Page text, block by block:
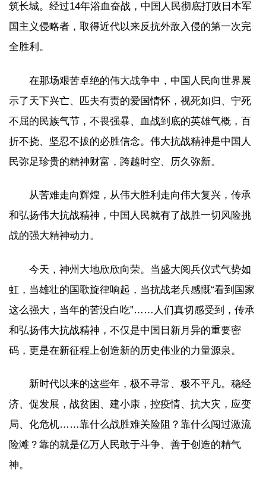
筑长城。经过14年浴血奋战，中国人民彻底打败日本军
国主义侵略者，取得近代以来反抗外敌入侵的第一次完
全胜利。
在那场艰苦卓绝的伟大战争中，中国人民向世界展
示了天下兴亡、匹夫有责的爱国情怀，视死如归、宁死
不屈的民族气节，不畏强暴、血战到底的英雄气概，百
折不挠、坚忍不拔的必胜信念。伟大抗战精神是中国人
民弥足珍贵的精神财富，跨越时空、历久弥新。
从苦难走向辉煌，从伟大胜利走向伟大复兴，传承
和弘扬伟大抗战精神，中国人民就有了战胜一切风险挑
战的强大精神动力。
今天，神州大地欣欣向荣。当盛大阅兵仪式气势如
虹，当雄壮的国歌旋律响起，当抗战老兵感慨“看到国家
这么强大，当年的苦没白吃”……人们真切感受到，传承
和弘扬伟大抗战精神，不仅是中国日新月异的重要密
码，更是在新征程上创造新的历史伟业的力量源泉。
新时代以来的这些年，极不寻常、极不平凡。稳经
济、促发展，战贫困、建小康，控疫情、抗大灾，应变
局、化危机……靠什么战胜难关险阻？靠什么闯过激流
险滩？靠的就是亿万人民敢于斗争、善于创造的精气
神。